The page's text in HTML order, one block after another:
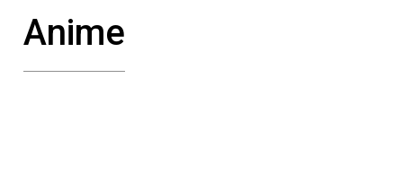
Anime